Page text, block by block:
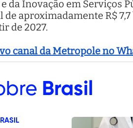
da Inovação em Serviços
aproximadamente R$
de 2027.
canal da Metropole no
Brasil